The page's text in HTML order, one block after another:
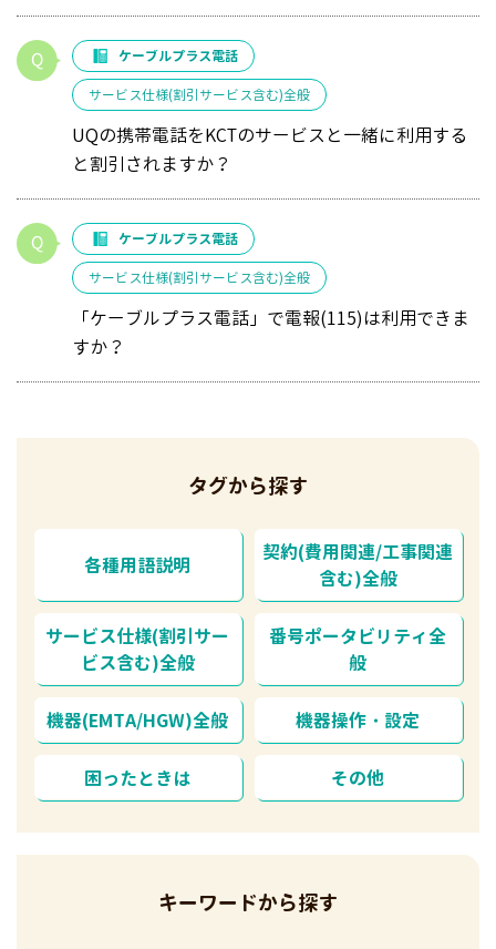
ケーブルプラス電話
サービス仕様(割引サービス含む)全般
UQの携帯電話をKCTのサービスと一緒に利用する
と割引されますか？
ケーブルプラス電話
サービス仕様(割引サービス含む)全般
「ケーブルプラス電話」で電報(115)は利用できま
すか？
タグから探す
各種用語説明
契約(費用関連/工事関連
含む)全般
サービス仕様(割引サー
ビス含む)全般
番号ポータビリティ全
般
機器(EMTA/HGW)全般 機器操作・設定
困ったときは その他
キーワードから探す